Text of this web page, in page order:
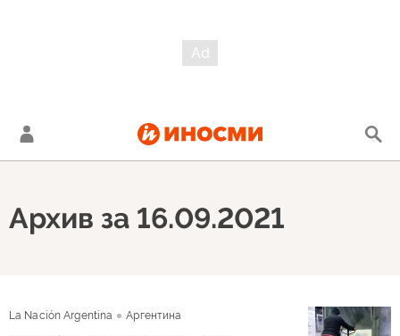
Архив за 16.09.2021
La Nación Argentina Аргентина